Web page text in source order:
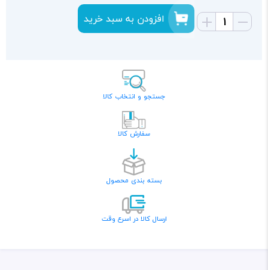
افزودن به سبد خرید
جستجو و انتخاب کالا
سفارش کالا
بسته بندی محصول
ارسال کالا در اسرع وقت